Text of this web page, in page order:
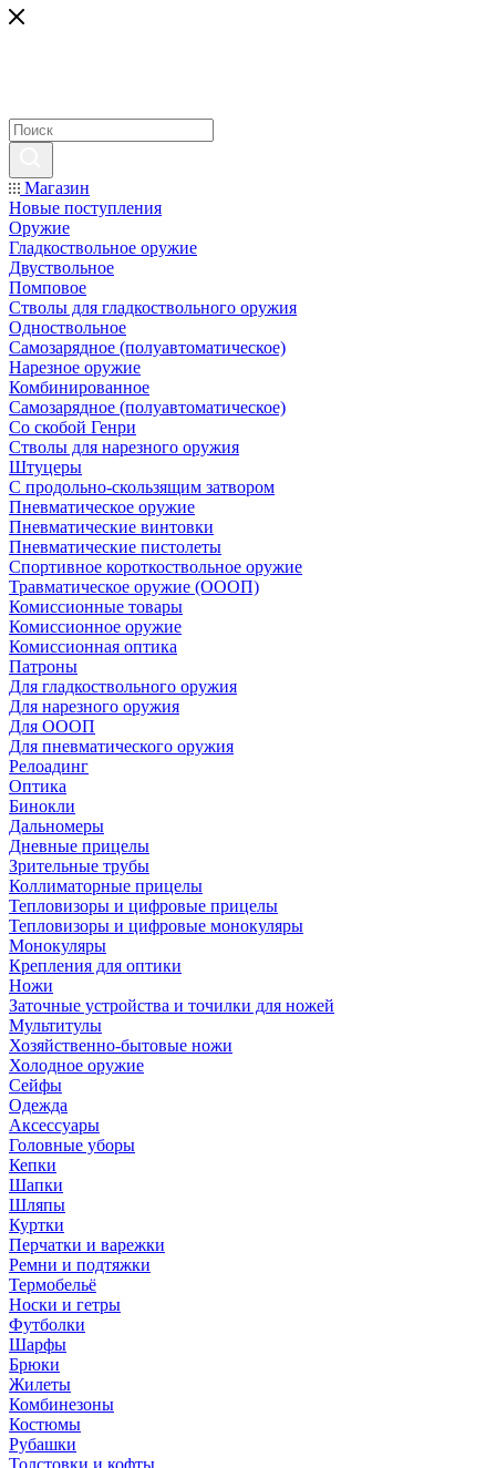
Магазин
Новые поступления
Оружие
Гладкоствольное оружие
Двуствольное
Помповое
Стволы для гладкоствольного оружия
Одноствольное
Самозарядное (полуавтоматическое)
Нарезное оружие
Комбинированное
Самозарядное (полуавтоматическое)
Со скобой Генри
Стволы для нарезного оружия
Штуцеры
С продольно-скользящим затвором
Пневматическое оружие
Пневматические винтовки
Пневматические пистолеты
Спортивное короткоствольное оружие
Травматическое оружие (ОООП)
Комиссионные товары
Комиссионное оружие
Комиссионная оптика
Патроны
Для гладкоствольного оружия
Для нарезного оружия
Для ОООП
Для пневматического оружия
Релоадинг
Оптика
Бинокли
Дальномеры
Дневные прицелы
Зрительные трубы
Коллиматорные прицелы
Тепловизоры и цифровые прицелы
Тепловизоры и цифровые монокуляры
Монокуляры
Крепления для оптики
Ножи
Заточные устройства и точилки для ножей
Мультитулы
Хозяйственно-бытовые ножи
Холодное оружие
Сейфы
Одежда
Аксессуары
Головные уборы
Кепки
Шапки
Шляпы
Куртки
Перчатки и варежки
Ремни и подтяжки
Термобельё
Носки и гетры
Футболки
Шарфы
Брюки
Жилеты
Комбинезоны
Костюмы
Рубашки
Толстовки и кофты